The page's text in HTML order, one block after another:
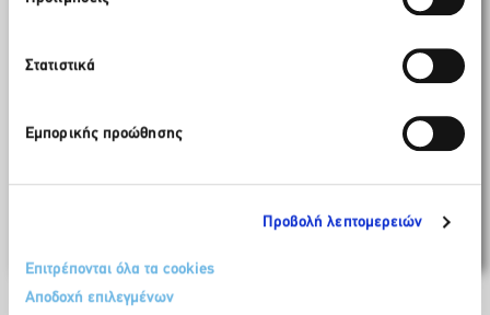
Στατιστικά
Εμπορικής προώθησης
Προβολή λεπτομερειών
Επιτρέπονται όλα τα cookies
Αποδοχή επιλεγμένων